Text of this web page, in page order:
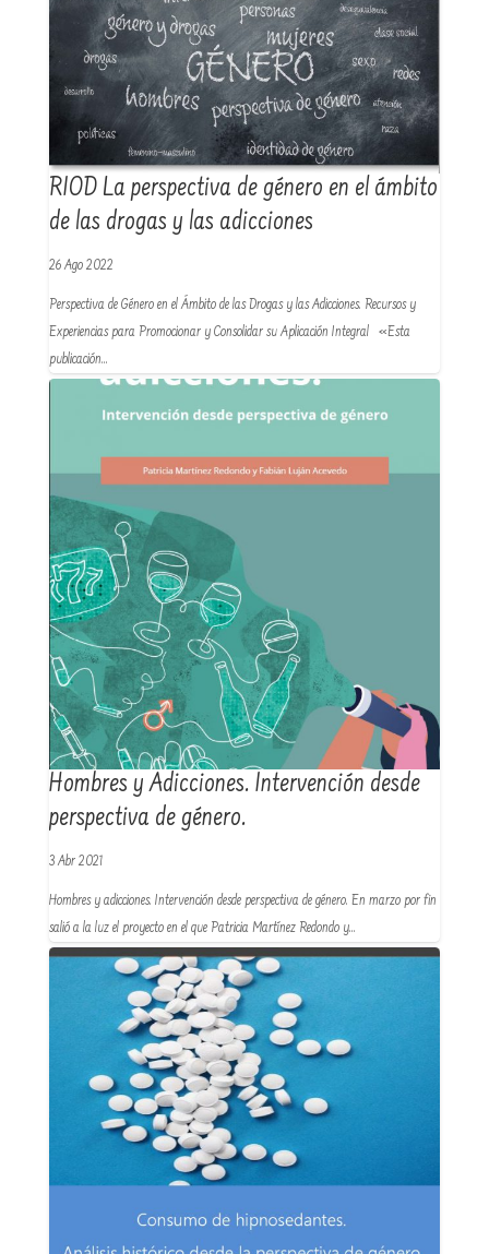
RIOD La perspectiva de género en el ámbito
de las drogas y las adicciones
26 Ago 2022
Perspectiva de Género en el Ámbito de las Drogas y las Adicciones. Recursos y
Experiencias para Promocionar y Consolidar su Aplicación Integral «Esta
publicación…
Hombres y Adicciones. Intervención desde
perspectiva de género.
3 Abr 2021
Hombres y adicciones. Intervención desde perspectiva de género. En marzo por fin
salió a la luz el proyecto en el que Patricia Martínez Redondo y…